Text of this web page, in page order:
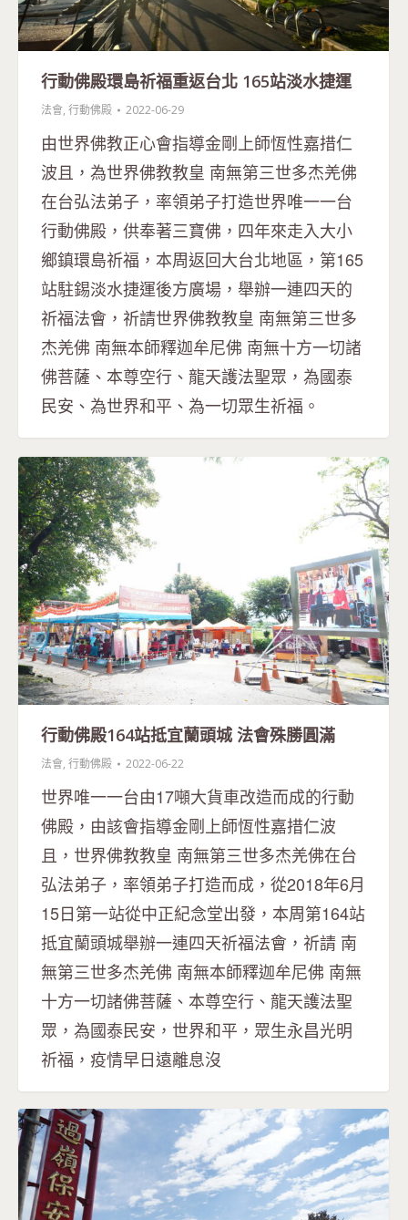
行動佛殿環島祈福重返台北 165站淡水捷運
法會, 行動佛殿 2022-06-29
由世界佛教正心會指導金剛上師恆性嘉措仁
波且，為世界佛教教皇 南無第三世多杰羌佛
在台弘法弟子，率領弟子打造世界唯一一台
行動佛殿，供奉著三寶佛，四年來走入大小
鄉鎮環島祈福，本周返回大台北地區，第165
站駐錫淡水捷運後方廣場，舉辦一連四天的
祈福法會，祈請世界佛教教皇 南無第三世多
杰羌佛 南無本師釋迦牟尼佛 南無十方一切諸
佛菩薩、本尊空行、龍天護法聖眾，為國泰
民安、為世界和平、為一切眾生祈福。
行動佛殿164站抵宜蘭頭城 法會殊勝圓滿
法會, 行動佛殿 2022-06-22
世界唯一一台由17噸大貨車改造而成的行動
佛殿，由該會指導金剛上師恆性嘉措仁波
且，世界佛教教皇 南無第三世多杰羌佛在台
弘法弟子，率領弟子打造而成，從2018年6月
15日第一站從中正紀念堂出發，本周第164站
抵宜蘭頭城舉辦一連四天祈福法會，祈請 南
無第三世多杰羌佛 南無本師釋迦牟尼佛 南無
十方一切諸佛菩薩、本尊空行、龍天護法聖
眾，為國泰民安，世界和平，眾生永昌光明
祈福，疫情早日遠離息沒